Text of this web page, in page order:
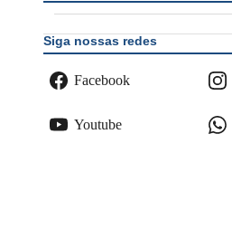
Siga nossas redes
Facebook
Youtube